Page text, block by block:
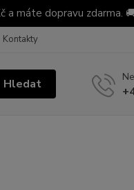
a máte dopravu zdarma.
Kontakty
Hledat